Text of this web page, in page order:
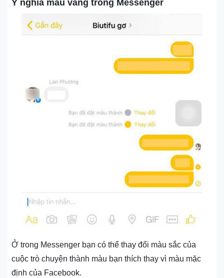
Ý nghĩa màu vàng trong Messenger
Ở trong Messenger bạn có thể thay đổi màu sắc của
cuộc trò chuyện thành màu bạn thích thay vì màu mặc
định của Facebook.